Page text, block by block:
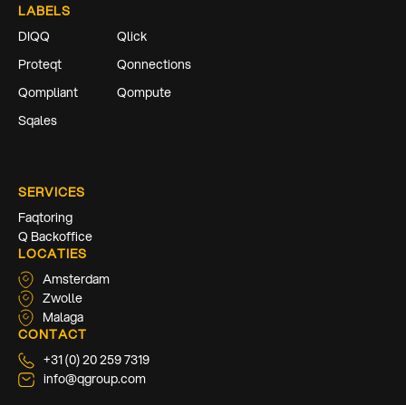
LABELS
DIQQ
Qlick
Proteqt
Qonnections
Qompliant
Qompute
Sqales
SERVICES
Faqtoring
Q Backoffice
LOCATIES
Amsterdam
Zwolle
Malaga
CONTACT
+31 (0) 20 259 7319
info@qgroup.com